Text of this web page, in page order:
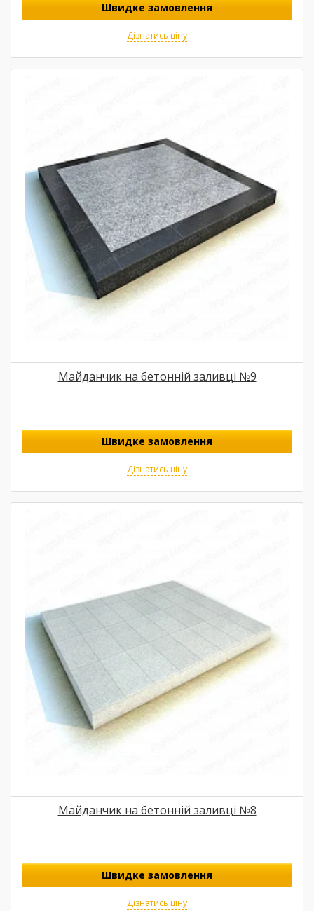
Швидке замовлення
Дізнатись ціну
Майданчик на бетонній заливці №9
Швидке замовлення
Дізнатись ціну
Майданчик на бетонній заливці №8
Швидке замовлення
Дізнатись ціну